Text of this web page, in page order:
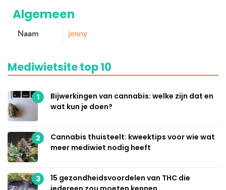
Algemeen
Naam jenny
Mediwietsite top 10
1
Bijwerkingen van cannabis: welke zijn dat en
wat kun je doen?
2
Cannabis thuisteelt: kweektips voor wie wat
meer mediwiet nodig heeft
3
15 gezondheidsvoordelen van THC die